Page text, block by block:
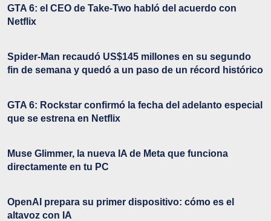
GTA 6: el CEO de Take-Two habló del acuerdo con
Netflix
Spider-Man recaudó US$145 millones en su segundo
fin de semana y quedó a un paso de un récord histórico
GTA 6: Rockstar confirmó la fecha del adelanto especial
que se estrena en Netflix
Muse Glimmer, la nueva IA de Meta que funciona
directamente en tu PC
OpenAI prepara su primer dispositivo: cómo es el
altavoz con IA